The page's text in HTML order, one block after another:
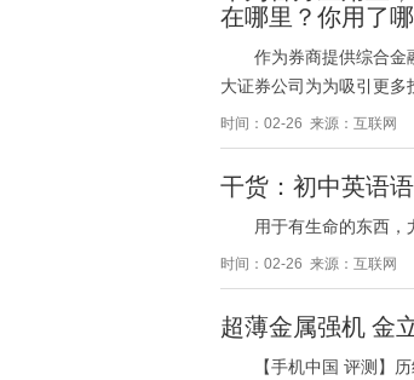
在哪里？你用了
作为券商提供综合金
大证券公司为为吸引更多
时间：02-26 来源：互联网
干货：初中英语
用于有生命的东西
时间：02-26 来源：互联网
超薄金属强机 金
【手机中国 评测】